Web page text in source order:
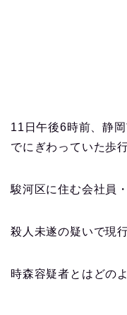
11日午後6時前、静
でにぎわっていた歩
駿河区に住む会社員・
殺人未遂の疑いで現
時森容疑者とはどの